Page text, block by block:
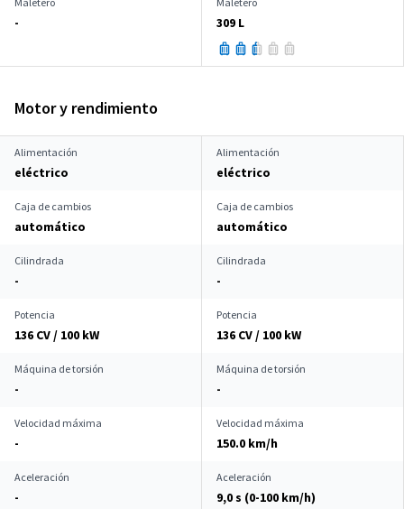
- 309 L
Motor y rendimiento
Alimentación
eléctrico
Alimentación
eléctrico
Caja de cambios
automático
Caja de cambios
automático
Cilindrada
-
Cilindrada
-
Potencia
136 CV / 100 kW
Potencia
136 CV / 100 kW
Máquina de torsión
-
Máquina de torsión
-
Velocidad máxima
-
Velocidad máxima
150.0 km/h
Aceleración
-
Aceleración
9,0 s (0-100 km/h)